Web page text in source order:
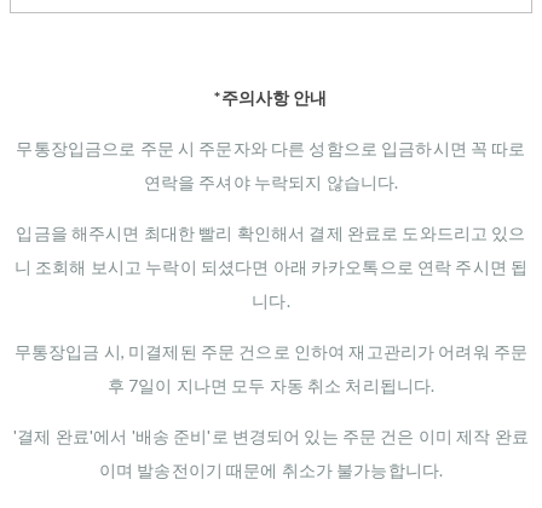
*주의사항 안내
무통장입금으로 주문 시 주문자와 다른 성함으로 입금하시면 꼭 따로
연락을 주셔야 누락되지 않습니다.
입금을 해주시면 최대한 빨리 확인해서 결제 완료로 도와드리고 있으
니 조회해 보시고 누락이 되셨다면 아래 카카오톡으로 연락 주시면 됩
니다.
무통장입금 시, 미결제된 주문 건으로 인하여 재고관리가 어려워 주문
후 7일이 지나면 모두 자동 취소 처리됩니다.
'결제 완료'에서 '배송 준비'로 변경되어 있는 주문 건은 이미 제작 완료
이며 발송전이기 때문에 취소가 불가능합니다.